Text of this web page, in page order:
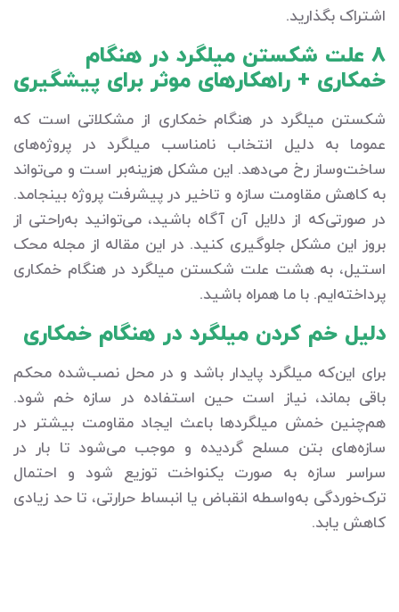
اشتراک بگذارید.
8 علت شکستن میلگرد در هنگام
خمکاری + راهکارهای موثر برای پیشگیری
شکستن میلگرد در هنگام خمکاری از مشکلاتی است که
عموما به دلیل انتخاب نامناسب میلگرد در پروژه‌های
ساخت‌وساز رخ می‌دهد. این مشکل هزینه‌بر است و می‌تواند
به کاهش مقاومت سازه و تاخیر در پیشرفت پروژه بینجامد.
در صورتی‌که از دلایل آن آگاه باشید، می‌توانید به‌راحتی از
بروز این مشکل جلوگیری کنید. در این مقاله از مجله محک
استیل، به هشت علت شکستن میلگرد در هنگام خمکاری
پرداخته‌ایم. با ما همراه باشید.
دلیل خم کردن میلگرد در هنگام خمکاری
برای این‌که میلگرد پایدار باشد و در محل نصب‌شده محکم
باقی بماند، نیاز است حین استفاده در سازه خم شود.
هم‌چنین خمش میلگردها باعث ایجاد مقاومت بیشتر در
سازه‌های بتن مسلح گردیده و موجب می‌شود تا بار در
سراسر سازه به صورت یکنواخت توزیع شود و احتمال
ترک‌خوردگی به‌واسطه انقباض یا انبساط حرارتی، تا حد زیادی
کاهش یابد.